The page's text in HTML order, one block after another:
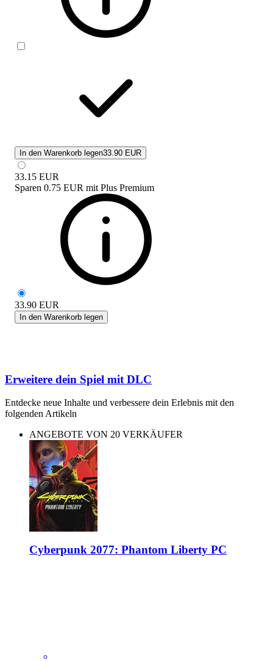
In den Warenkorb legen33.90 EUR
33.15 EUR
Sparen 0.75 EUR mit Plus Premium
33.90 EUR
In den Warenkorb legen
Erweitere dein Spiel mit DLC
Entdecke neue Inhalte und verbessere dein Erlebnis mit den
folgenden Artikeln
ANGEBOTE VON 20 VERKÄUFER
Cyberpunk 2077: Phantom Liberty PC